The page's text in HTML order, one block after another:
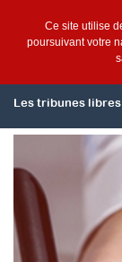
Les tribunes libres
Ce site utilise
poursuivant votre